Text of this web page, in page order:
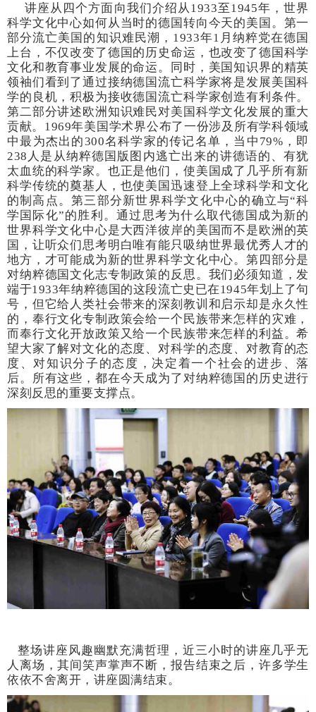
讲座从四个方面向我们介绍从1933至1945年，世界
科学文化中心如何从当时的德国转向今天的美国。第一
部分流亡美国的知识难民潮，1933年1月纳粹党在德国
上台，不仅改变了德国的历史命运，也改变了德国科学
文化和教育事业发展的命运。同时，美国知识界的精英
领袖们看到了通过接纳德国流亡科学家将是发展美国科
学的良机，积极为接收德国流亡科学家创造有利条件。
第二部分讲述欧洲知识难民对美国科学文化发展的重大
贡献。1969年美国学术界公布了一份涉及所有学科领域
中最为杰出的300名科学家的传记名单，当中79%，即
238人是从纳粹德国版图内逃亡出来的讲德语的、有犹
太血统的科学家。也正是他们，使美国成了几乎所有新
科学传统的奠基人，也使美国迅速登上全球科学和文化
的制高点。第三部分新世界科学文化中心的确立与“科
学国际化”的胜利。通过思考为什么取代德国成为新的
世界科学文化中心是大西洋彼岸的美国而不是欧洲的英
国，让听众们思考明白唯有能只吸纳世界最优秀人才的
地方，才可能成为新的世界科学文化中心。第四部分是
对纳粹德国文化志专制政策的反思。我们必须知道，发
端于1933年纳粹德国的这段流亡史已在1945年划上了句
号，但它给人类社会带来的深刻教训和启示却是永久性
的，奉行文化专制政策会给一个民族带来怎样的灾难，
而奉行文化开放政策又给一个民族带来怎样的利益。希
望大家了解对文化的态度、对科学的态度、对教育的态
度、对知识分子的态度，决定着一个社会的进步、落
后。所有这些，都在今天成为了对纳粹德国的历史进行
深刻反思的重要支撑点。
整场讲座风趣幽默充满哲理，近三小时的讲座几乎无
人离场，其间笑声掌声不断，报告结束之后，许多学生
依依不舍离开，讲座圆满结束。